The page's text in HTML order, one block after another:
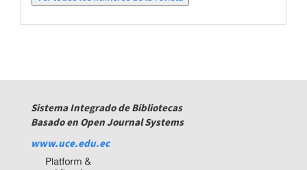
todos
Sistema Integrado de Bibliotecas
Basado en Open Journal Systems
www.uce.edu.ec